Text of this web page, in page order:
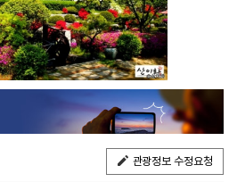
관광정보 수정요청